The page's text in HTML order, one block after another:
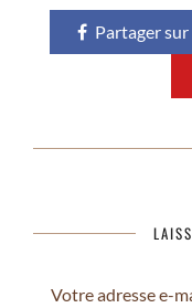
Partager
Votre adresse e-